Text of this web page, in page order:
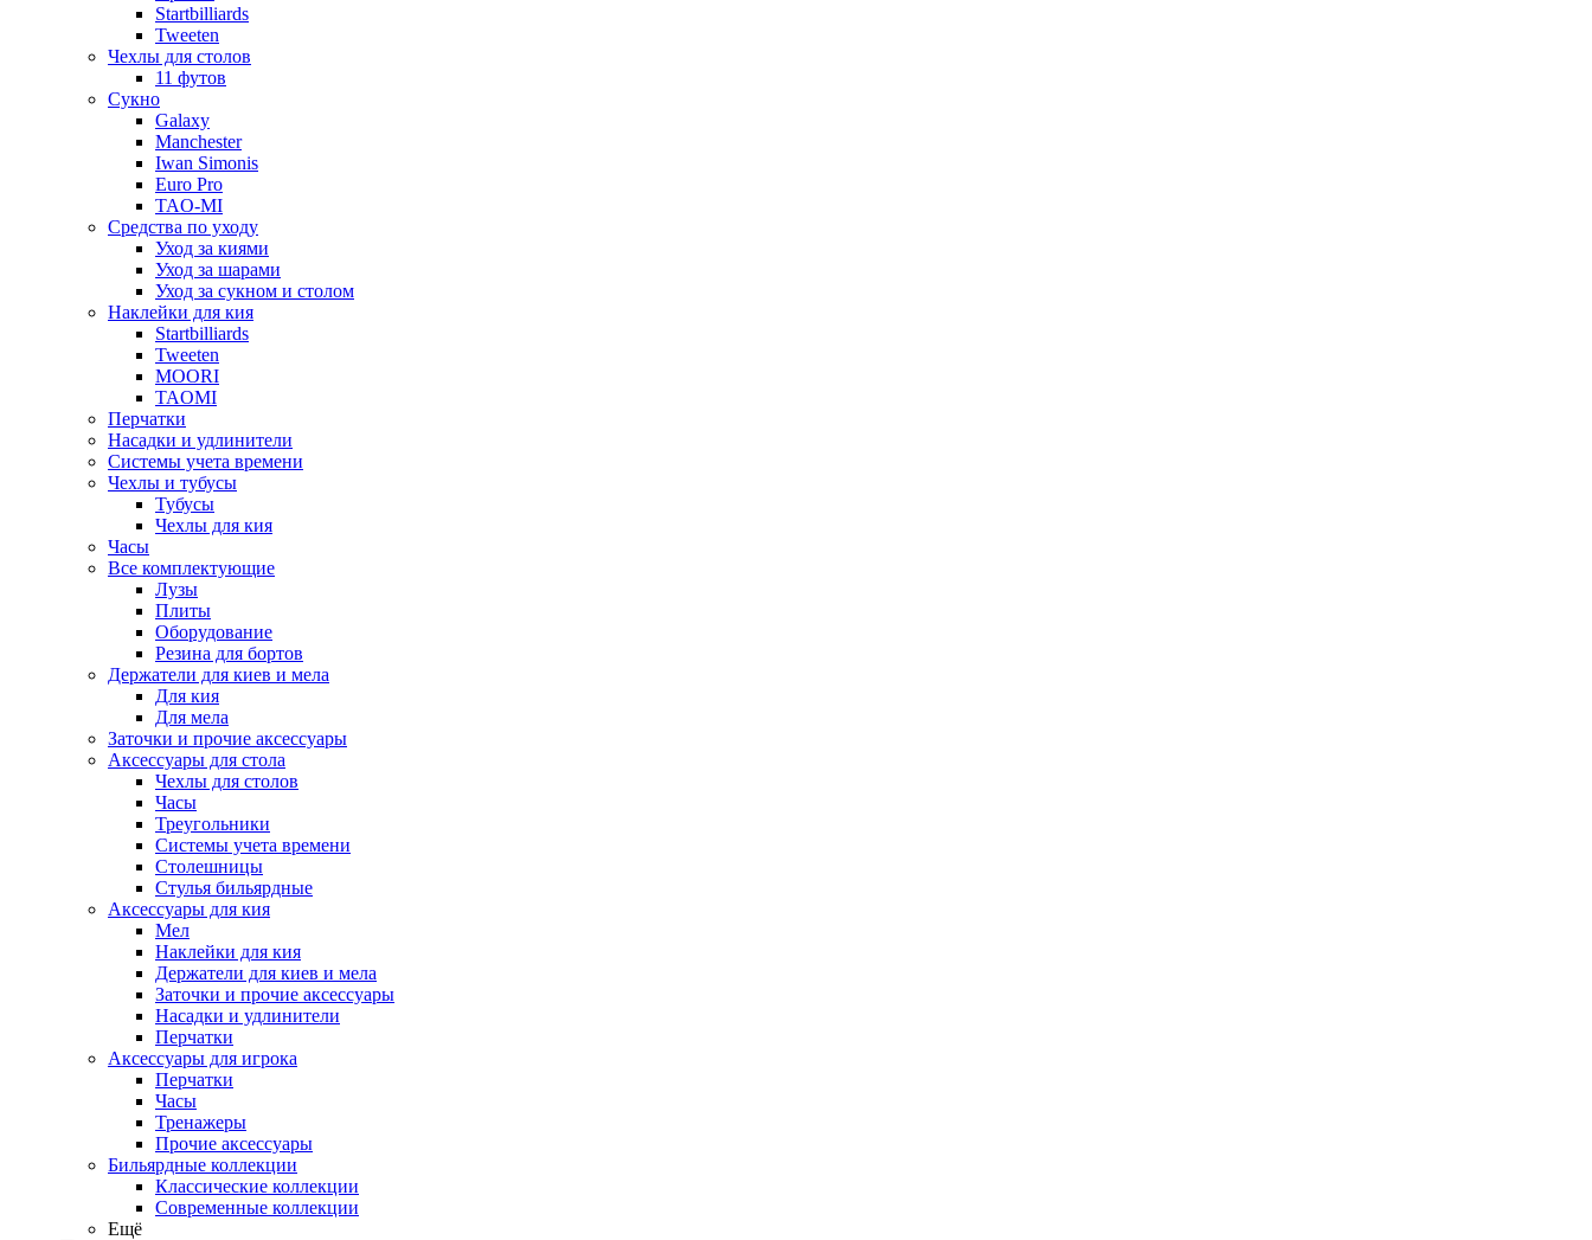
Startbilliards
Tweeten
Чехлы для столов
11 футов
Сукно
Galaxy
Manchester
Iwan Simonis
Euro Pro
TAO-MI
Средства по уходу
Уход за киями
Уход за шарами
Уход за сукном и столом
Наклейки для кия
Startbilliards
Tweeten
MOORI
TAOMI
Перчатки
Насадки и удлинители
Системы учета времени
Чехлы и тубусы
Тубусы
Чехлы для кия
Часы
Все комплектующие
Лузы
Плиты
Оборудование
Резина для бортов
Держатели для киев и мела
Для кия
Для мела
Заточки и прочие аксессуары
Аксессуары для стола
Чехлы для столов
Часы
Треугольники
Системы учета времени
Столешницы
Стулья бильярдные
Аксессуары для кия
Мел
Наклейки для кия
Держатели для киев и мела
Заточки и прочие аксессуары
Насадки и удлинители
Перчатки
Аксессуары для игрока
Перчатки
Часы
Тренажеры
Прочие аксессуары
Бильярдные коллекции
Классические коллекции
Современные коллекции
Ещё